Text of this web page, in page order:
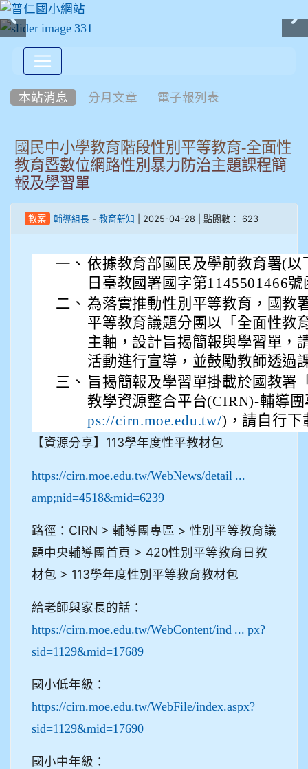
本站消息 分月文章 電子報列表
國民中小學教育階段性別平等教育-全面性
教育暨數位網路性別暴力防治主題課程簡
報及學習單
教案 輔導組長 - 教育新知 | 2025-04-28 | 點閱數： 623
一、 依據教育部國民及學前教育署(
日臺教國署國字第1145501466
二、 為落實推動性別平等教育，國教
平等教育議題分團以「全面性教
主軸，設計旨揭簡報與學習單，
活動進行宣導，並鼓勵教師透過
三、 旨揭簡報及學習單掛載於國教署
教學資源整合平台(CIRN)-輔導
ps://cirn.moe.edu.tw/)，請自行下
【資源分享】113學年度性平教材包
https://cirn.moe.edu.tw/WebNews/detail ...
amp;nid=4518&mid=6239
路徑：CIRN > 輔導團專區 > 性別平等教育議
題中央輔導團首頁 > 420性別平等教育日教
材包 > 113學年度性別平等教育教材包
給老師與家長的話：
https://cirn.moe.edu.tw/WebContent/ind ... px?
sid=1129&mid=17689
國小低年級：
https://cirn.moe.edu.tw/WebFile/index.aspx?
sid=1129&mid=17690
國小中年級：